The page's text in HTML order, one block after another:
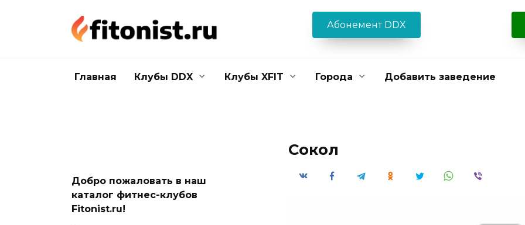
Абонемент DDX
Главная Клубы DDX Клубы XFIT Города Добавить заведение
Сокол
Добро пожаловать в наш
каталог фитнес-клубов
Fitonist.ru!